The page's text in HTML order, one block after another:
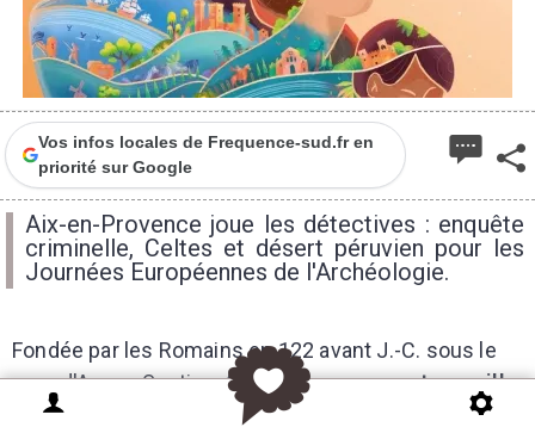
Vos infos locales de Frequence-sud.fr en
priorité sur Google
Aix-en-Provence joue les détectives : enquête
criminelle, Celtes et désert péruvien pour les
Journées Européennes de l'Archéologie.
Fondée par les Romains en 122 avant J.-C. sous le
nom d'Aquae Sextiae,Aix-en-Provence est une ville
dont le sol recèle encore bien des mystères.